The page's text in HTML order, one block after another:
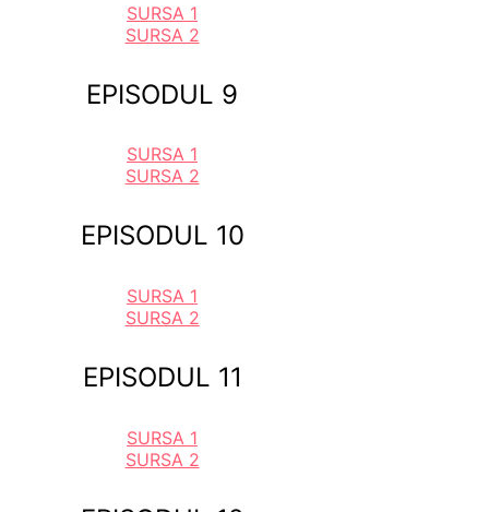
SURSA 1
SURSA 2
EPISODUL 9
SURSA 1
SURSA 2
EPISODUL 10
SURSA 1
SURSA 2
EPISODUL 11
SURSA 1
SURSA 2